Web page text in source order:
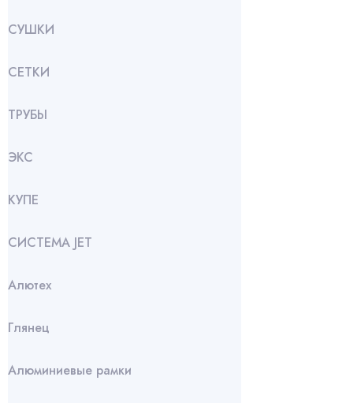
СУШКИ
СЕТКИ
ТРУБЫ
ЭКС
КУПЕ
СИСТЕМА JET
Алютех
Глянец
Алюминиевые рамки